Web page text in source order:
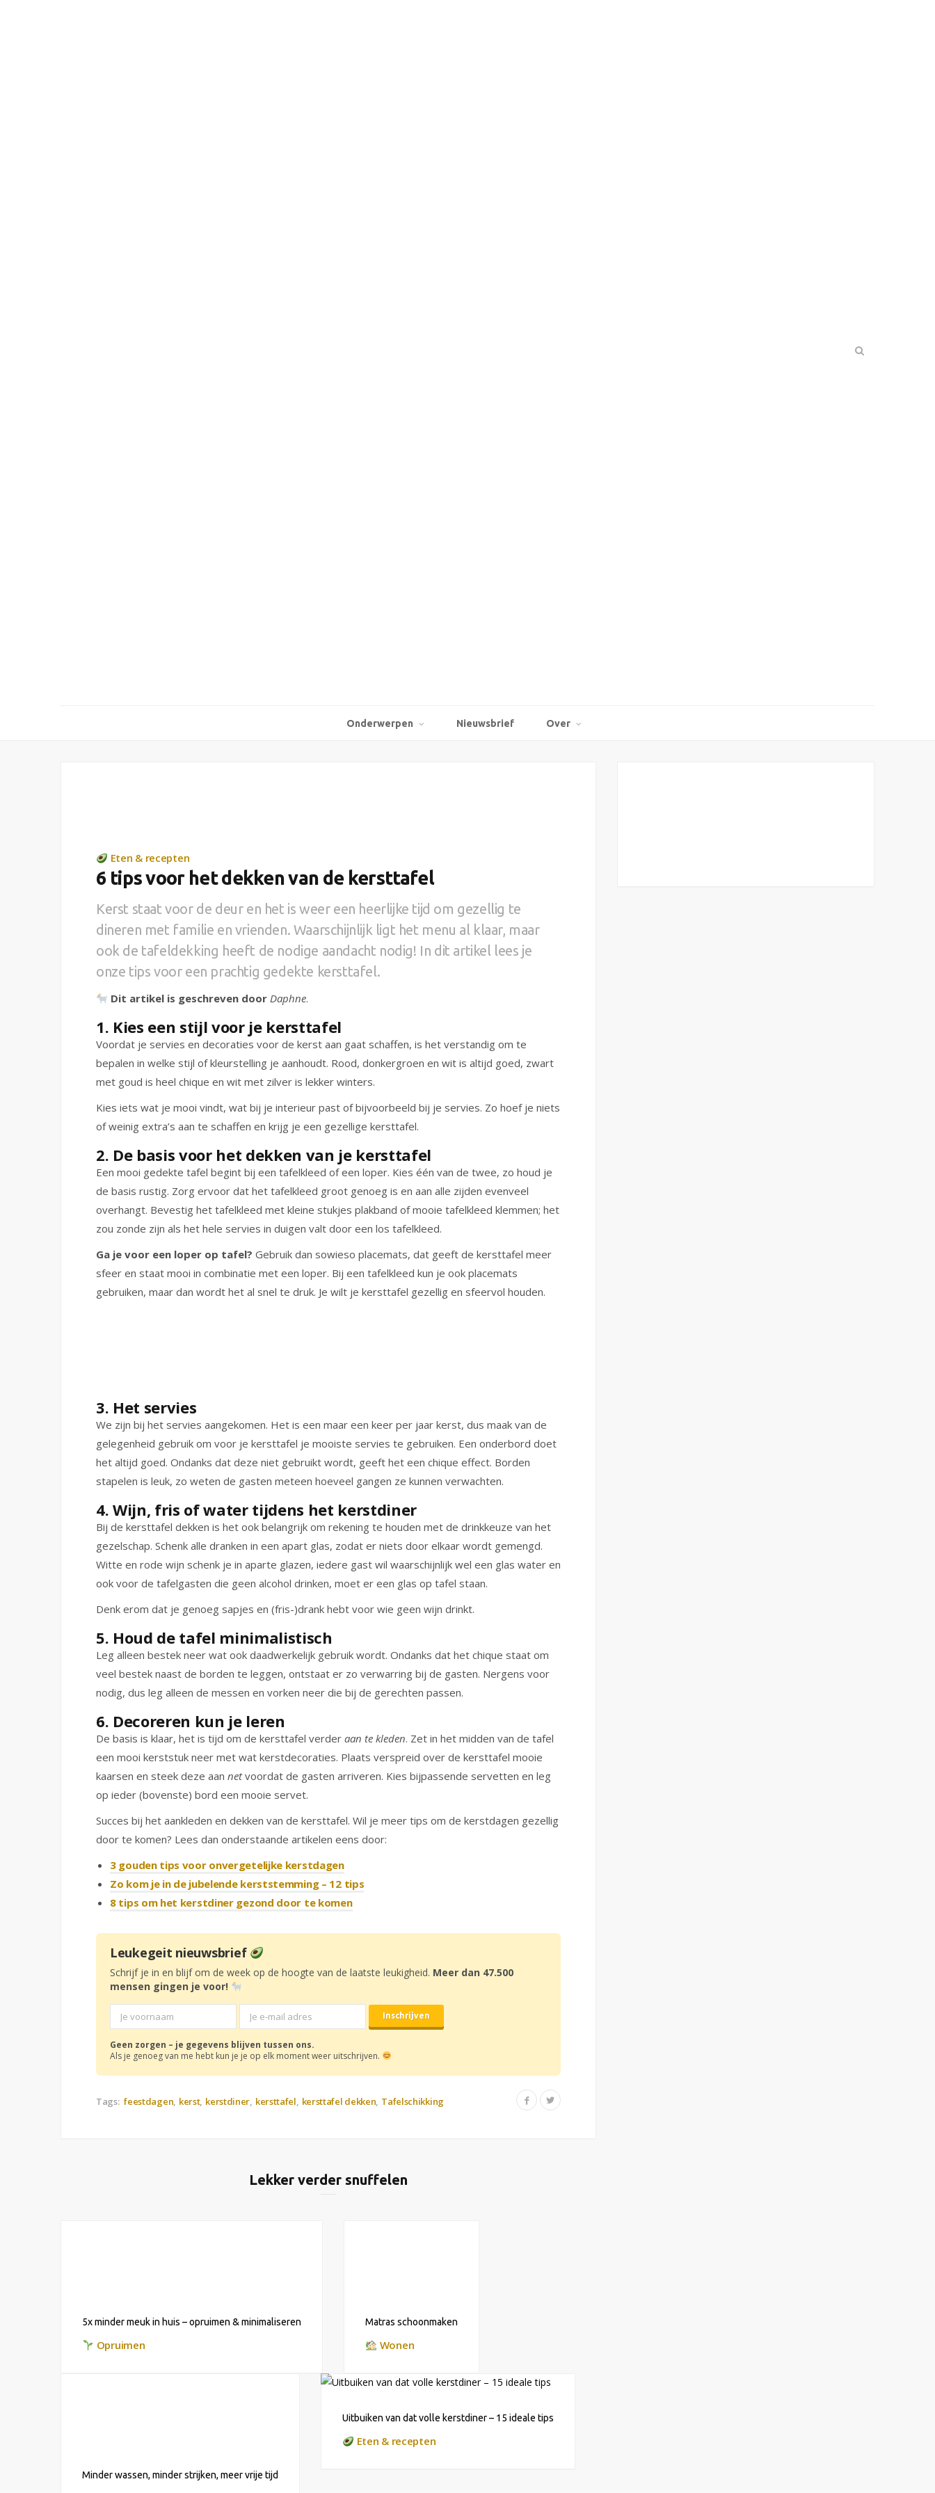
Onderwerpen Nieuwsbrief Over
Eten & recepten
6 tips voor het dekken van de kersttafel
Kerst staat voor de deur en het is weer een heerlijke tijd om gezellig te
dineren met familie en vrienden. Waarschijnlijk ligt het menu al klaar, maar
ook de tafeldekking heeft de nodige aandacht nodig! In dit artikel lees je
onze tips voor een prachtig gedekte kersttafel.
Dit artikel is geschreven door Daphne.
1. Kies een stijl voor je kersttafel
Voordat je servies en decoraties voor de kerst aan gaat schaffen, is het verstandig om te
bepalen in welke stijl of kleurstelling je aanhoudt. Rood, donkergroen en wit is altijd goed, zwart
met goud is heel chique en wit met zilver is lekker winters.
Kies iets wat je mooi vindt, wat bij je interieur past of bijvoorbeeld bij je servies. Zo hoef je niets
of weinig extra’s aan te schaffen en krijg je een gezellige kersttafel.
2. De basis voor het dekken van je kersttafel
Een mooi gedekte tafel begint bij een tafelkleed of een loper. Kies één van de twee, zo houd je
de basis rustig. Zorg ervoor dat het tafelkleed groot genoeg is en aan alle zijden evenveel
overhangt. Bevestig het tafelkleed met kleine stukjes plakband of mooie tafelkleed klemmen; het
zou zonde zijn als het hele servies in duigen valt door een los tafelkleed.
Ga je voor een loper op tafel? Gebruik dan sowieso placemats, dat geeft de kersttafel meer
sfeer en staat mooi in combinatie met een loper. Bij een tafelkleed kun je ook placemats
gebruiken, maar dan wordt het al snel te druk. Je wilt je kersttafel gezellig en sfeervol houden.
3. Het servies
We zijn bij het servies aangekomen. Het is een maar een keer per jaar kerst, dus maak van de
gelegenheid gebruik om voor je kersttafel je mooiste servies te gebruiken. Een onderbord doet
het altijd goed. Ondanks dat deze niet gebruikt wordt, geeft het een chique effect. Borden
stapelen is leuk, zo weten de gasten meteen hoeveel gangen ze kunnen verwachten.
4. Wijn, fris of water tijdens het kerstdiner
Bij de kersttafel dekken is het ook belangrijk om rekening te houden met de drinkkeuze van het
gezelschap. Schenk alle dranken in een apart glas, zodat er niets door elkaar wordt gemengd.
Witte en rode wijn schenk je in aparte glazen, iedere gast wil waarschijnlijk wel een glas water en
ook voor de tafelgasten die geen alcohol drinken, moet er een glas op tafel staan.
Denk erom dat je genoeg sapjes en (fris-)drank hebt voor wie geen wijn drinkt.
5. Houd de tafel minimalistisch
Leg alleen bestek neer wat ook daadwerkelijk gebruik wordt. Ondanks dat het chique staat om
veel bestek naast de borden te leggen, ontstaat er zo verwarring bij de gasten. Nergens voor
nodig, dus leg alleen de messen en vorken neer die bij de gerechten passen.
6. Decoreren kun je leren
De basis is klaar, het is tijd om de kersttafel verder aan te kleden. Zet in het midden van de tafel
een mooi kerststuk neer met wat kerstdecoraties. Plaats verspreid over de kersttafel mooie
kaarsen en steek deze aan netvoordat de gasten arriveren. Kies bijpassende servetten en leg
op ieder (bovenste) bord een mooie servet.
Succes bij het aankleden en dekken van de kersttafel. Wil je meer tips om de kerstdagen gezellig
door te komen? Lees dan onderstaande artikelen eens door:
3 gouden tips voor onvergetelijke kerstdagen
Zo kom je in de jubelende kerststemming – 12 tips
8 tips om het kerstdiner gezond door te komen
Leukegeit nieuwsbrief
Schrijf je in en blijf om de week op de hoogte van de laatste leukigheid. Meer dan 47.500
mensen gingen je voor!
Geen zorgen – je gegevens blijven tussen ons.
Als je genoeg van me hebt kun je je op elk moment weer uitschrijven.
Tags: feestdagen kerst kerstdiner kersttafel kersttafel dekken Tafelschikking
Lekker verder snuffelen
5x minder meuk in huis – opruimen & minimaliseren
Opruimen
Matras schoonmaken
Wonen
Minder wassen, minder strijken, meer vrije tijd
Uitbuiken van dat volle kerstdiner – 15 ideale tips
Eten & recepten